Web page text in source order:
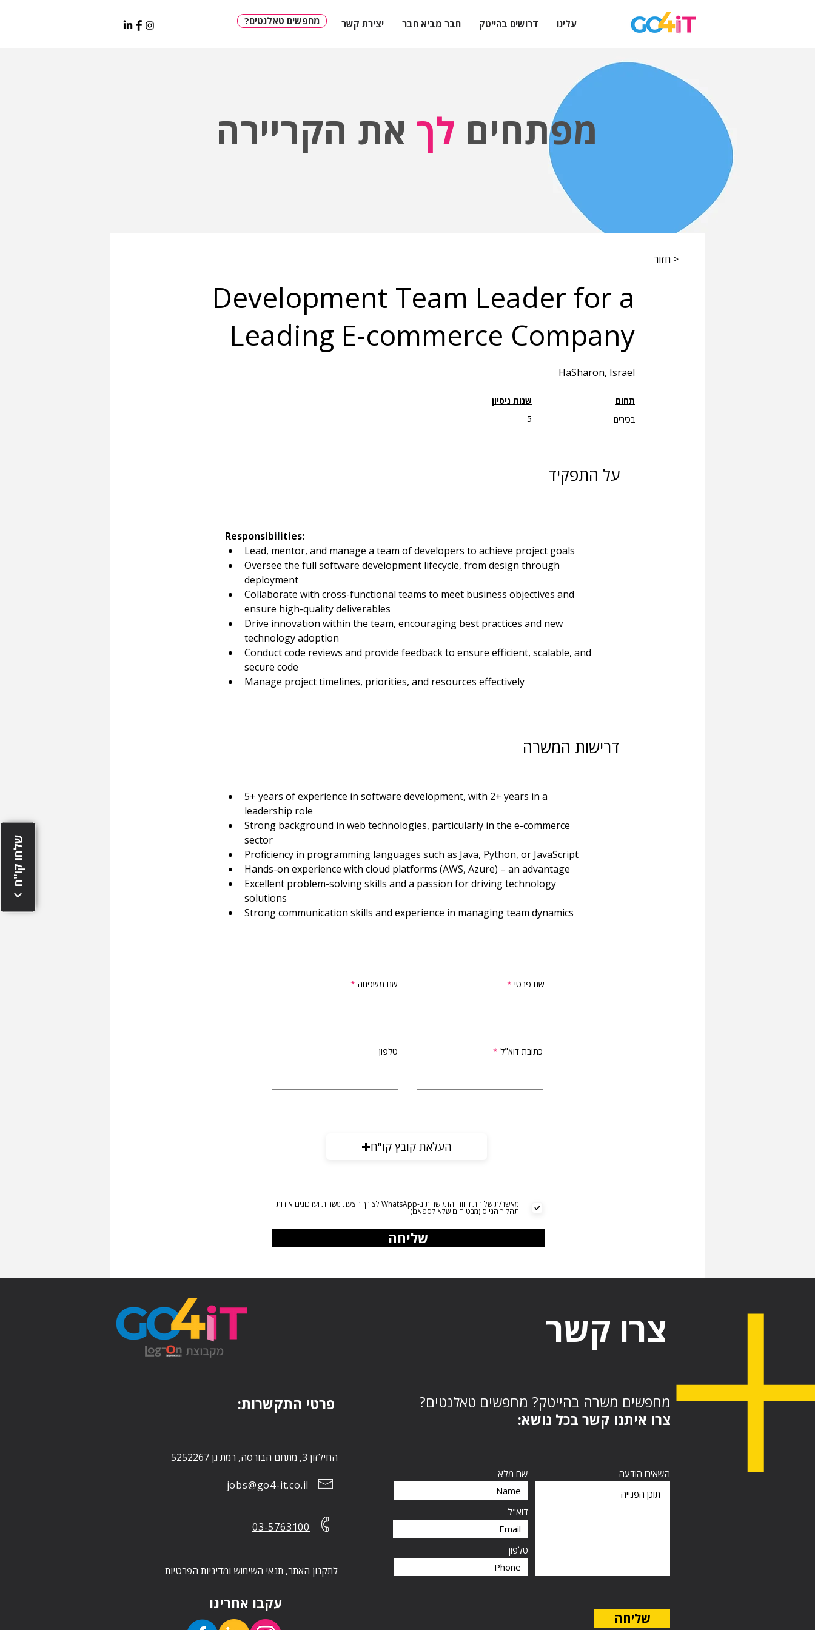
עלינו דרושים בהייטק חבר מביא חבר יצירת קשר ?מחפשים טאלנטים
שלחו קו"ח
מפתחים לך את הקריירה
< חזור
Development Team Leader for a
Leading E-commerce Company
HaSharon, Israel
שנות ניסיון
תחום
5
בכירים
על התפקיד
Responsibilities:
Lead, mentor, and manage a team of developers to achieve project goals
Oversee the full software development lifecycle, from design through
deployment
Collaborate with cross-functional teams to meet business objectives and
ensure high-quality deliverables
Drive innovation within the team, encouraging best practices and new
technology adoption
Conduct code reviews and provide feedback to ensure efficient, scalable, and
secure code
Manage project timelines, priorities, and resources effectively
דרישות המשרה
5+ years of experience in software development, with 2+ years in a
leadership role
Strong background in web technologies, particularly in the e-commerce
sector
Proficiency in programming languages such as Java, Python, or JavaScript
Hands-on experience with cloud platforms (AWS, Azure) – an advantage
Excellent problem-solving skills and a passion for driving technology
solutions
Strong communication skills and experience in managing team dynamics
שם משפחה שם פרטי
טלפון כתובת דוא"ל
העלאת קובץ קו"ח
מאשר/ת שליחת דיוור והתקשרות ב-WhatsApp לצורך הצעת משרות ועדכונים אודות
תהליך הגיוס (מבטיחים שלא לספאם)
שליחה
צרו קשר
מחפשים משרה בהייטק? מחפשים טאלנטים?
צרו איתנו קשר בכל נושא:
פרטי התקשרות:
החילזון 3, מתחם הבורסה, רמת גן 5252267
jobs@go4-it.co.il
03-5763100
לתקנון האתר, תנאי השימוש ומדיניות הפרטיות
עקבו אחרינו
שם מלא
דוא"ל
טלפון
השאירו הודעה
שליחה